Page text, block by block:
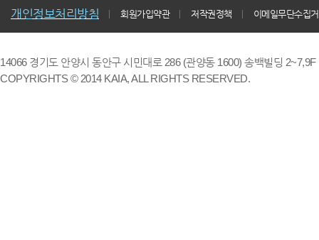
개인정보처리방침 회원가입약관 저작권정책 이메일무단수집
14066 경기도 안양시 동안구 시민대로 286 (관양동 1600) 송백빌딩
COPYRIGHTS © 2014 KAIA, ALL RIGHTS RESERVED.